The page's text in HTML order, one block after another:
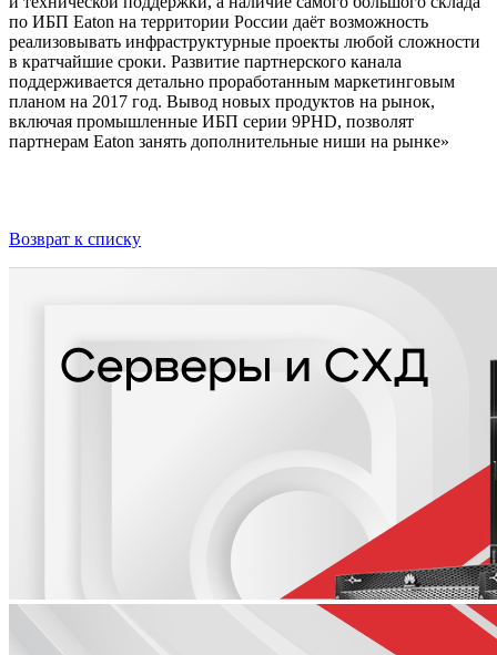
по ИБП Eaton на территории России даёт возможность
реализовывать инфраструктурные проекты любой сложности
в кратчайшие сроки. Развитие партнерского канала
поддерживается детально проработанным маркетинговым
планом на 2017 год. Вывод новых продуктов на рынок,
включая промышленные ИБП серии 9PHD, позволят
партнерам Eaton занять дополнительные ниши на рынке»
Возврат к списку